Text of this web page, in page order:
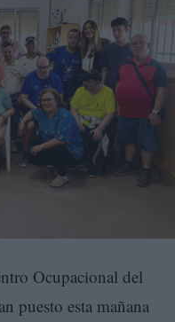
Ocupacional del
puesto esta mañana